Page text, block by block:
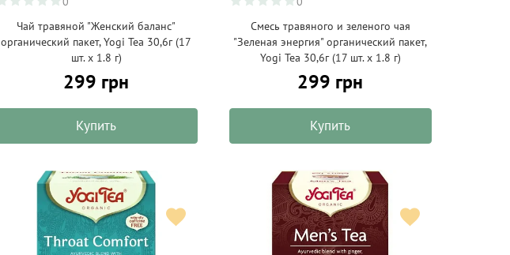
Чай травяной "Женский баланс"
органический пакет, Yogi Tea 30,6г (17
шт. х 1.8 г)
299 грн
Купить
Смесь травяного и зеленого чая
"Зеленая энергия" органический пакет,
Yogi Tea 30,6г (17 шт. х 1.8 г)
299 грн
Купить